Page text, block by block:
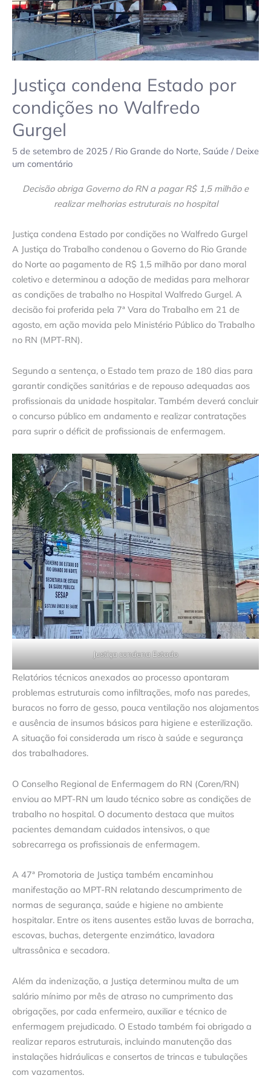
Justiça condena Estado por
condições no Walfredo
Gurgel
5 de setembro de 2025 / Rio Grande do Norte, Saúde / Deixe
um comentário
Decisão obriga Governo do RN a pagar R$ 1,5 milhão e
realizar melhorias estruturais no hospital
Justiça condena Estado por condições no Walfredo Gurgel
A Justiça do Trabalho condenou o Governo do Rio Grande
do Norte ao pagamento de R$ 1,5 milhão por dano moral
coletivo e determinou a adoção de medidas para melhorar
as condições de trabalho no Hospital Walfredo Gurgel. A
decisão foi proferida pela 7ª Vara do Trabalho em 21 de
agosto, em ação movida pelo Ministério Público do Trabalho
no RN (MPT-RN).
Segundo a sentença, o Estado tem prazo de 180 dias para
garantir condições sanitárias e de repouso adequadas aos
profissionais da unidade hospitalar. Também deverá concluir
o concurso público em andamento e realizar contratações
para suprir o déficit de profissionais de enfermagem.
Justiça condena Estado
Relatórios técnicos anexados ao processo apontaram
problemas estruturais como infiltrações, mofo nas paredes,
buracos no forro de gesso, pouca ventilação nos alojamentos
e ausência de insumos básicos para higiene e esterilização.
A situação foi considerada um risco à saúde e segurança
dos trabalhadores.
O Conselho Regional de Enfermagem do RN (Coren/RN)
enviou ao MPT-RN um laudo técnico sobre as condições de
trabalho no hospital. O documento destaca que muitos
pacientes demandam cuidados intensivos, o que
sobrecarrega os profissionais de enfermagem.
A 47ª Promotoria de Justiça também encaminhou
manifestação ao MPT-RN relatando descumprimento de
normas de segurança, saúde e higiene no ambiente
hospitalar. Entre os itens ausentes estão luvas de borracha,
escovas, buchas, detergente enzimático, lavadora
ultrassônica e secadora.
Além da indenização, a Justiça determinou multa de um
salário mínimo por mês de atraso no cumprimento das
obrigações, por cada enfermeiro, auxiliar e técnico de
enfermagem prejudicado. O Estado também foi obrigado a
realizar reparos estruturais, incluindo manutenção das
instalações hidráulicas e consertos de trincas e tubulações
com vazamentos.